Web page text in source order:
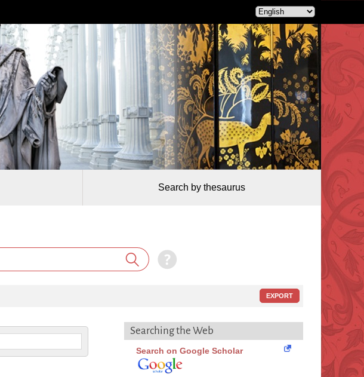
Search by thesaurus
EXPORT
Searching the Web
Search on Google Scholar